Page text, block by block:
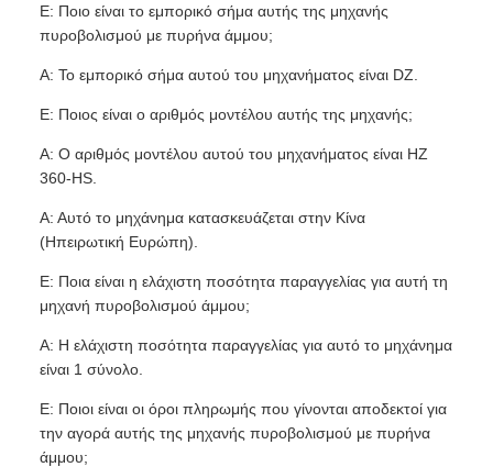
Ε: Ποιο είναι το εμπορικό σήμα αυτής της μηχανής
πυροβολισμού με πυρήνα άμμου;
Α: Το εμπορικό σήμα αυτού του μηχανήματος είναι DZ.
Ε: Ποιος είναι ο αριθμός μοντέλου αυτής της μηχανής;
Α: Ο αριθμός μοντέλου αυτού του μηχανήματος είναι HZ
360-HS.
Α: Αυτό το μηχάνημα κατασκευάζεται στην Κίνα
(Ηπειρωτική Ευρώπη).
Ε: Ποια είναι η ελάχιστη ποσότητα παραγγελίας για αυτή τη
μηχανή πυροβολισμού άμμου;
Α: Η ελάχιστη ποσότητα παραγγελίας για αυτό το μηχάνημα
είναι 1 σύνολο.
Ε: Ποιοι είναι οι όροι πληρωμής που γίνονται αποδεκτοί για
την αγορά αυτής της μηχανής πυροβολισμού με πυρήνα
άμμου;